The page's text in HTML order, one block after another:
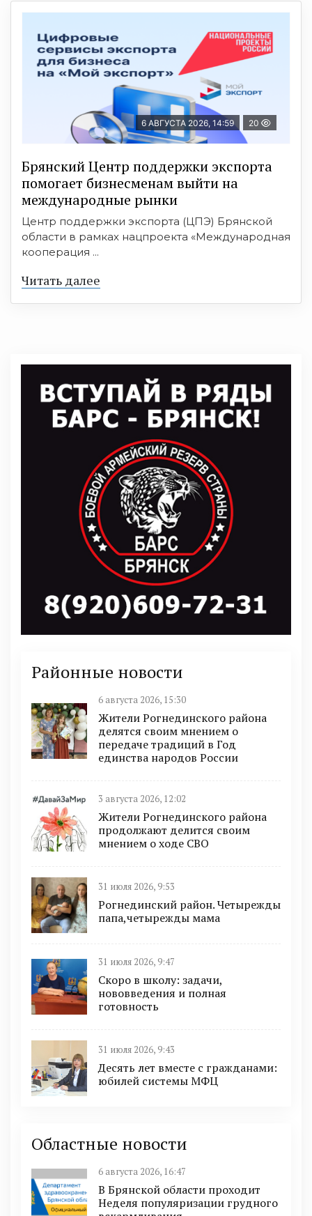
6 АВГУСТА 2026, 14:59 20
Брянский Центр поддержки экспорта
помогает бизнесменам выйти на
международные рынки
Центр поддержки экспорта (ЦПЭ) Брянской
области в рамках нацпроекта «Международная
кооперация ...
Читать далее
Районные новости
6 августа 2026, 15:30
Жители Рогнединского района
делятся своим мнением о
передаче традиций в Год
единства народов России
3 августа 2026, 12:02
Жители Рогнединского района
продолжают делится своим
мнением о ходе СВО
31 июля 2026, 9:53
Рогнединский район. Четырежды
папа,четырежды мама
31 июля 2026, 9:47
Скоро в школу: задачи,
нововведения и полная
готовность
31 июля 2026, 9:43
Десять лет вместе с гражданами:
юбилей системы МФЦ
Областные новости
6 августа 2026, 16:47
В Брянской области проходит
Неделя популяризации грудного